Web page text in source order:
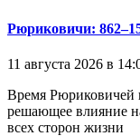
Рюриковичи:
11 августа 2026 в
Время Рюриковичей
решающее влияние
всех сторон жизни